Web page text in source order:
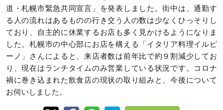
道・札幌市緊急共同宣言」を発表しました。街中は、通勤す
る人の流れはあるものの行き交う人の数は少なくひっそりし
ており、自主的に休業するお店も多く見かけるようになりま
した。札幌市の中心部にお店を構える「イタリア料理イルピ
ーノ」さんによると、来店者数は前年比で約９割減少してお
り、現在はランチタイムのみ営業している状況です。コロナ
禍に巻き込まれた飲食店の現状の取り組みと、今後について
お伺いしました。